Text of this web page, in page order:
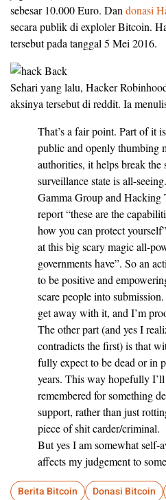
sebesar 10.000 Euro. Dan donasi
secara publik di exploler Bitcoin.
tersebut pada tanggal 5 Mei 2016.
Sehari yang lalu, Hacker
aksinya tersebut di reddit. Ia
That’s a fair point. Part of it
public and openly thumbing
authorities, it helps break the
surveillance state is all-
Gamma Group and Hacking
report “these are the
how you can protect
at this big scary magic all-
governments have”. So an
to be positive and
scare people into
get away with it, and I’m
The other part (and yes I
contradicts the first) is that
fully expect to be dead or in
years. This way hopefully
remembered for something
support, rather than just
piece of shit carder/criminal.
But yes I am somewhat self-
affects my judgement to
Berita Bitcoin Donasi Bitcoin